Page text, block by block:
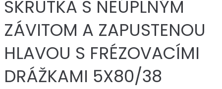
SKRUTKA S NEÚPLNÝM
ZÁVITOM A ZAPUSTENOU
HLAVOU S FRÉZOVACÍMI
DRÁŽKAMI 5X80/38